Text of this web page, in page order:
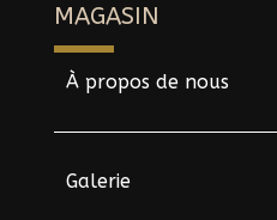
MAGASIN
À propos de nous
Galerie